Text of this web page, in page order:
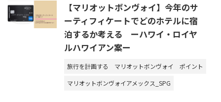
【マリオットボンヴォイ】今年のサ
ーティフィケートでどのホテルに宿
泊するか考える ーハワイ・ロイヤ
ルハワイアン案ー
旅行を計画する マリオットボンヴォイ
ポイント
マリオットボンヴォイアメックス_SPG